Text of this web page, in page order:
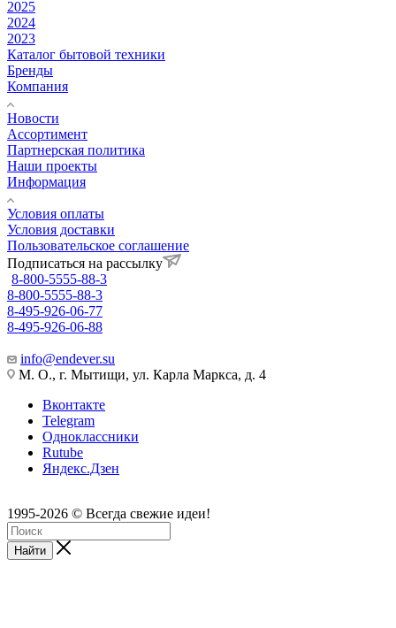
2025
2024
2023
Каталог бытовой техники
Бренды
Компания
Новости
Ассортимент
Партнерская политика
Наши проекты
Информация
Условия оплаты
Условия доставки
Пользовательское соглашение
Подписаться на рассылку
8-800-5555-88-3
8-800-5555-88-3
8-495-926-06-77
8-495-926-06-88
info@endever.su
М. О., г. Мытищи, ул. Карла Маркса, д. 4
Вконтакте
Telegram
Одноклассники
Rutube
Яндекс.Дзен
1995-2026 © Всегда свежие идеи!
Найти